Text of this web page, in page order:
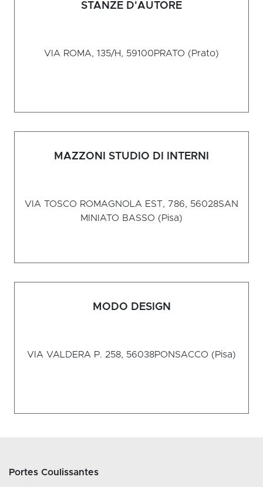
STANZE D'AUTORE
VIA ROMA, 135/H, 59100PRATO (Prato)
MAZZONI STUDIO DI INTERNI
VIA TOSCO ROMAGNOLA EST, 786, 56028SAN
MINIATO BASSO (Pisa)
MODO DESIGN
VIA VALDERA P. 258, 56038PONSACCO (Pisa)
Portes Coulissantes